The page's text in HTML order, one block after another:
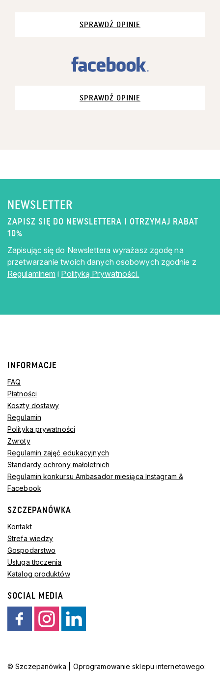
SPRAWDŹ OPINIE
SPRAWDŹ OPINIE
NEWSLETTER
ZAPISZ SIĘ DO NEWSLETTERA I OTRZYMAJ RABAT
10%
Zapisując się do Newslettera wyrażasz zgodę na
przetwarzanie twoich danych osobowych zgodnie z
Regulaminem i Polityką Prywatności.
INFORMACJE
FAQ
Płatności
Koszty dostawy
Regulamin
Polityka prywatności
Zwroty
Regulamin zajęć edukacyjnych
Standardy ochrony małoletnich
Regulamin konkursu Ambasador miesiąca Instagram &
Facebook
SZCZEPANÓWKA
Kontakt
Strefa wiedzy
Gospodarstwo
Usługa tłoczenia
Katalog produktów
SOCIAL MEDIA
© Szczepanówka | Oprogramowanie sklepu internetowego: